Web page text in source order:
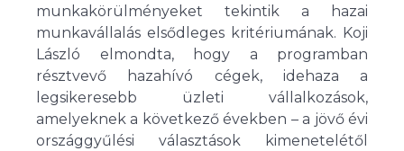
munkakörülményeket tekintik a hazai
munkavállalás elsődleges kritériumának. Koji
László elmondta, hogy a programban
résztvevő hazahívó cégek, idehaza a
legsikeresebb üzleti vállalkozások,
amelyeknek a következő években – a jövő évi
országgyűlési választások kimenetelétől